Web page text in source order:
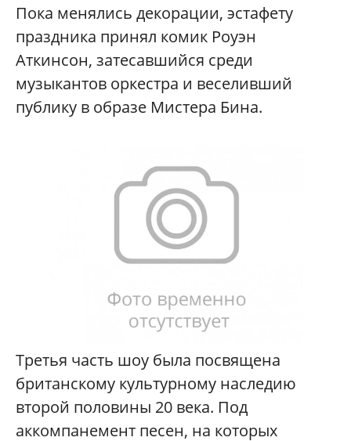
Пока менялись декорации, эстафету
праздника принял комик Роуэн
Аткинсон, затесавшийся среди
музыкантов оркестра и веселивший
публику в образе Мистера Бина.
Третья часть шоу была посвящена
британскому культурному наследию
второй половины 20 века. Под
аккомпанемент песен, на которых